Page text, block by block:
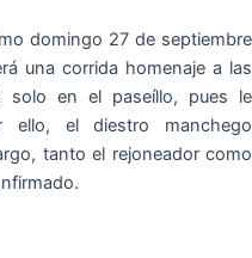
domingo 27 de septiembre
una corrida homenaje a las
solo en el paseíllo, pues le
ello, el diestro manchego
tanto el rejoneador como